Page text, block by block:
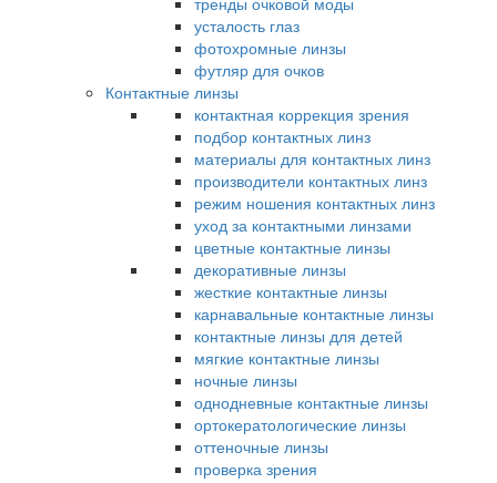
усталость глаз
фотохромные линзы
футляр для очков
Контактные линзы
контактная коррекция зрения
подбор контактных линз
материалы для контактных линз
производители контактных линз
режим ношения контактных линз
уход за контактными линзами
цветные контактные линзы
декоративные линзы
жесткие контактные линзы
карнавальные контактные линзы
контактные линзы для детей
мягкие контактные линзы
ночные линзы
однодневные контактные линзы
ортокератологические линзы
оттеночные линзы
проверка зрения